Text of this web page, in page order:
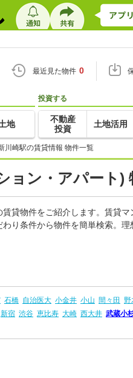
最近見た物件 0
地
投資する
不動産
投資
土地活用
川崎駅の賃貸情報 物件一覧
ョン・アパート)
貸物件をご紹介します。賃貸
り条件から物件を簡単検索。
石橋 自治医大 小金井 小山 間々田 野
新宿 渋谷 恵比寿 大崎 西大井 武蔵小